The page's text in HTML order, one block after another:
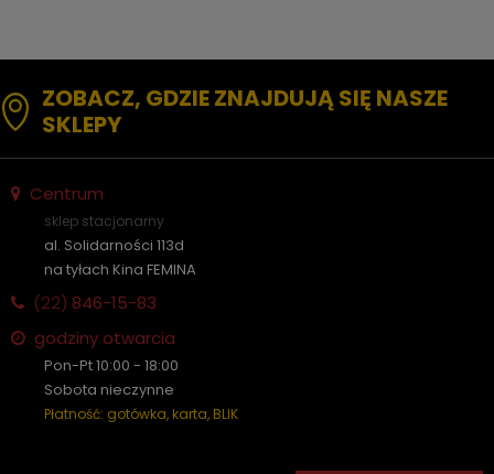
ZOBACZ, GDZIE ZNAJDUJĄ SIĘ NASZE
SKLEPY
Centrum
sklep stacjonarny
al. Solidarności 113d
na tyłach Kina FEMINA
(22) 846-15-83
godziny otwarcia
Pon-Pt 10:00 - 18:00
Sobota nieczynne
Płatność: gotówka, karta, BLIK